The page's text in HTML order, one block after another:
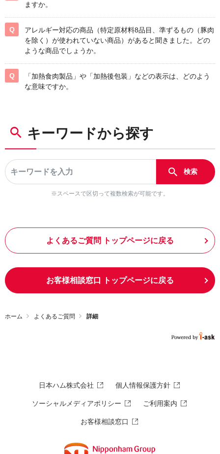
ますか。
アレルギー対応の商品（特定原材料8品目、準ずるもの（豚肉
を除く）が使われていない商品）があると聞きました。どの
ような商品でしょうか。
「加熱食肉製品」や「加熱後包装」などの表示は、どのよう
な意味ですか。
キーワードから探す
※スペースで区切って複数検索が可能です。
よくあるご質問 トップページに戻る
お客様相談窓口 トップページに戻る
ホーム よくあるご質問 詳細
日本ハム株式会社 個人情報保護方針
ソーシャルメディアポリシー ご利用案内
お客様相談窓口